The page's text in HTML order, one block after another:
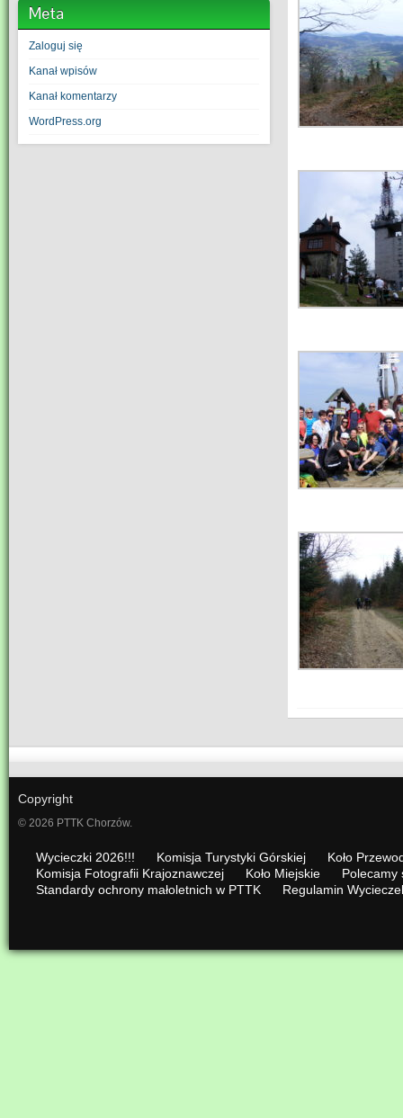
Meta
Zaloguj się
Kanał wpisów
Kanał komentarzy
WordPress.org
Copyright
© 2026 PTTK Chorzów.
Wycieczki 2026!!! Komisja Turystyki Górskiej
Koło
Komisja Fotografii Krajoznawczej
Koło Miejskie
Polecamy
Standardy ochrony małoletnich w PTTK
Regulamin